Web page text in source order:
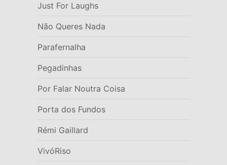
Just For Laughs
Não Queres Nada
Parafernalha
Pegadinhas
Por Falar Noutra Coisa
Porta dos Fundos
Rémi Gaillard
VivóRiso